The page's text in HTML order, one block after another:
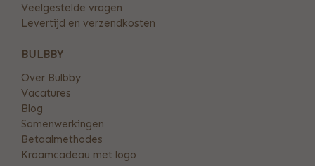
Veelgestelde vragen
Levertijd en verzendkosten
BULBBY
Over Bulbby
Vacatures
Blog
Samenwerkingen
Betaalmethodes
Kraamcadeau met logo